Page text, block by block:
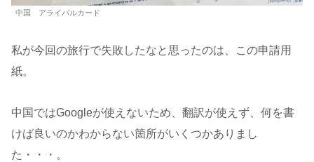
中国 アライバルカード
私が今回の旅行で失敗したなと思ったのは、この申請用
紙。
中国ではGoogleが使えないため、翻訳が使えず、何を書
けば良いのかわからない箇所がいくつかありまし
た・・・。